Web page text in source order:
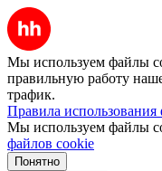
Мы используем файлы
правильную работу
трафик.
Правила
Мы используем файлы
файлов cookie
Понятно